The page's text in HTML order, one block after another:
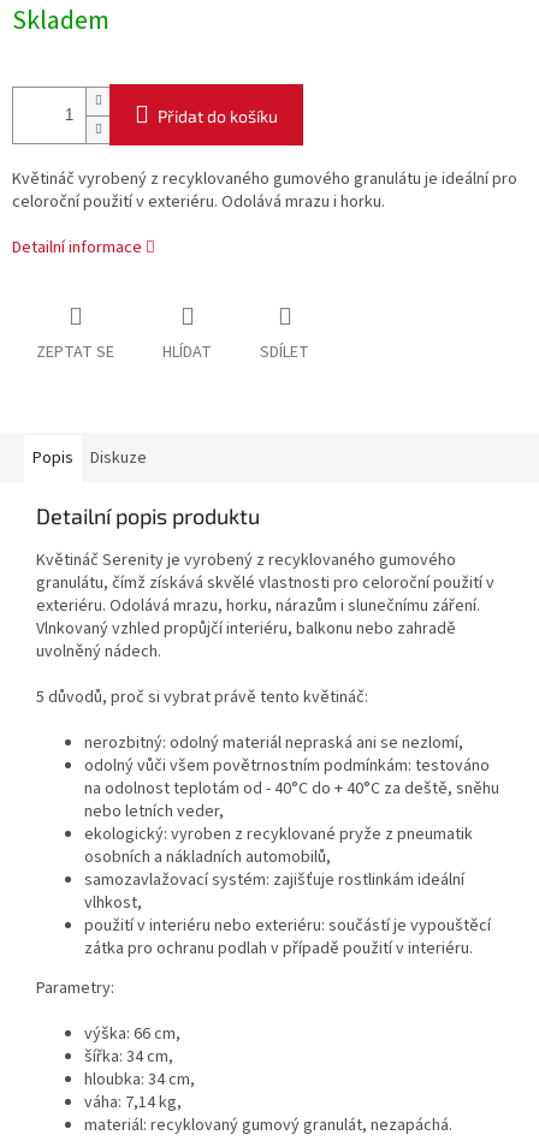
cena:
Skladem
Přidat do košíku
Květináč vyrobený z recyklovaného gumového granulátu je ideální pro
celoroční použití v exteriéru. Odolává mrazu i horku.
Detailní informace
ZEPTAT SE HLÍDAT SDÍLET
Popis Diskuze
Detailní popis produktu
Květináč Serenity je vyrobený z recyklovaného gumového
granulátu, čímž získává skvělé vlastnosti pro celoroční použití v
exteriéru. Odolává mrazu, horku, nárazům i slunečnímu záření.
Vlnkovaný vzhled propůjčí interiéru, balkonu nebo zahradě
uvolněný nádech.
5 důvodů, proč si vybrat právě tento květináč:
nerozbitný: odolný materiál nepraská ani se nezlomí,
odolný vůči všem povětrnostním podmínkám: testováno
na odolnost teplotám od - 40°C do + 40°C za deště, sněhu
nebo letních veder,
ekologický: vyroben z recyklované pryže z pneumatik
osobních a nákladních automobilů,
samozavlažovací systém: zajišťuje rostlinkám ideální
vlhkost,
použití v interiéru nebo exteriéru: součástí je vypouštěcí
zátka pro ochranu podlah v případě použití v interiéru.
Parametry:
výška: 66 cm,
šířka: 34 cm,
hloubka: 34 cm,
váha: 7,14 kg,
materiál: recyklovaný gumový granulát, nezapáchá.